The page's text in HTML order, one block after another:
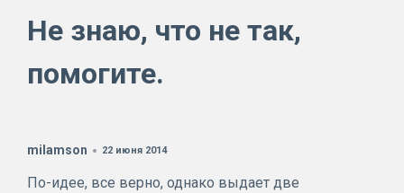
Не знаю, что не так,
помогите.
milamson 22 июня 2014
По-идее, все верно, однако выдает две